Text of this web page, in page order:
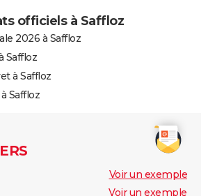
officiels à Saffloz
2026 à Saffloz
Saffloz
à Saffloz
Saffloz
Voir un exemple
Voir un exemple